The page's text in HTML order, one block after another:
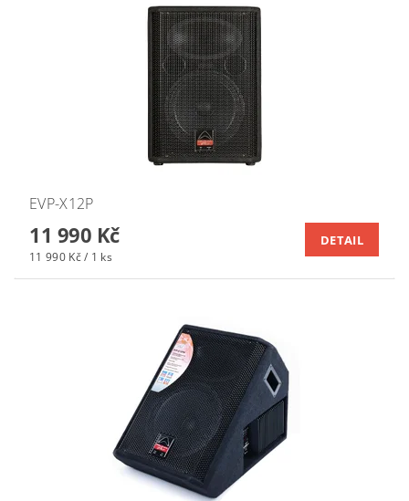
EVP-X12P
11 990 Kč
11 990 Kč / 1 ks
DETAIL